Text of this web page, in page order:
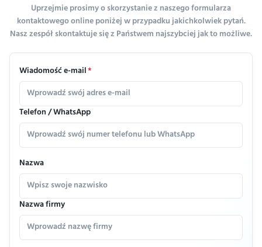
Uprzejmie prosimy o skorzystanie z naszego formularza
kontaktowego online poniżej w przypadku jakichkolwiek pytań.
Nasz zespół skontaktuje się z Państwem najszybciej jak to możliwe.
Wiadomość e-mail*
Telefon / WhatsApp
Nazwa
Nazwa firmy